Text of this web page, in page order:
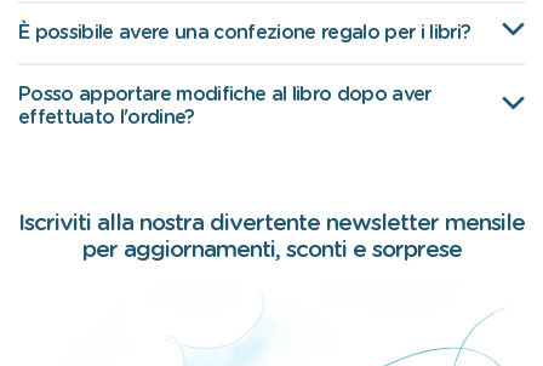
È possibile avere una confezione regalo per i libri?
Posso apportare modifiche al libro dopo aver
effettuato l'ordine?
Iscriviti alla nostra divertente newsletter mensile
per aggiornamenti, sconti e sorprese